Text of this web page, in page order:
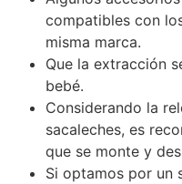
compatibles con
misma marca.
Que la extracción
bebé.
Considerando la
sacaleches, es
que se monte y
Si optamos por un